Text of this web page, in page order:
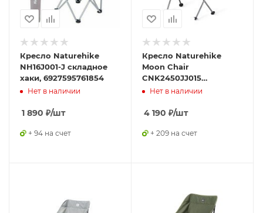
Кресло Naturehike
NH16J001-J складное
хаки, 6927595761854
Нет в наличии
1 890 ₽/шт
+ 94 на счет
Кресло Naturehike
Moon Chair
CNK2450JJ015
складное серый M,
Нет в наличии
4 190 ₽/шт
+ 209 на счет